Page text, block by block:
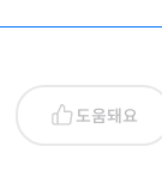
도움돼요